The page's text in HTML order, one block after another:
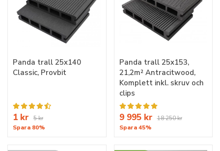
Panda trall 25x140
Classic, Provbit
1 kr
5 kr
Spara 80%
Panda trall 25x153,
21,2m² Antracitwood,
Komplett inkl. skruv och
clips
9 995 kr 18 250 kr
Spara 45%